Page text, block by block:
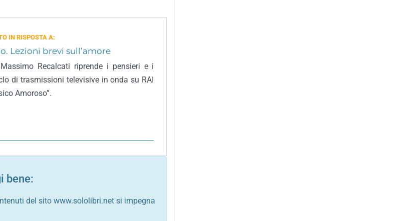
IN RISPOSTA A:
Lezioni brevi sull’amore
Recalcati riprende i pensieri e i
di trasmissioni televisive in onda su RAI
Amoroso”.
bene:
del sito www.sololibri.net si impegna